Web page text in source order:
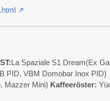
ST:La Spaziale S1 Dream(Ex
PID, VBM Domobar Inox PID)
Mazzer Mini) Kaffeeröster: